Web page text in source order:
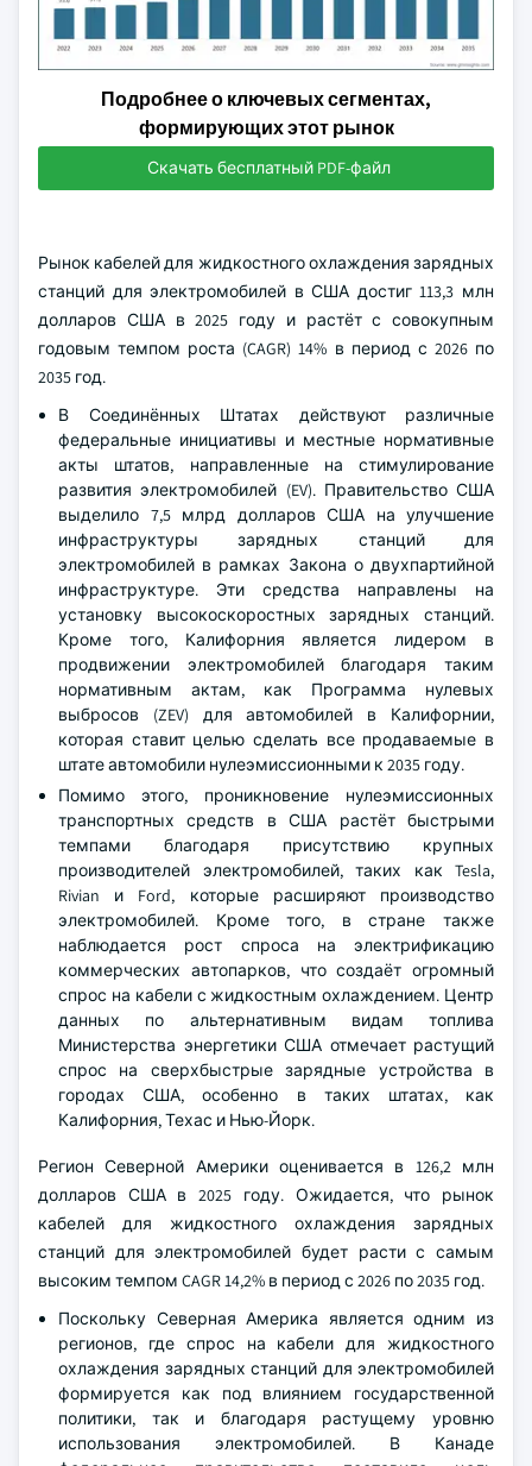
Подробнее о ключевых сегментах,
формирующих этот рынок
Скачать бесплатный PDF-файл
Рынок кабелей для жидкостного охлаждения зарядных
станций для электромобилей в США достиг 113,3 млн
долларов США в 2025 году и растёт с совокупным
годовым темпом роста (CAGR) 14% в период с 2026 по
2035 год.
В Соединённых Штатах действуют различные
федеральные инициативы и местные нормативные
акты штатов, направленные на стимулирование
развития электромобилей (EV). Правительство США
выделило 7,5 млрд долларов США на улучшение
инфраструктуры зарядных станций для
электромобилей в рамках Закона о двухпартийной
инфраструктуре. Эти средства направлены на
установку высокоскоростных зарядных станций.
Кроме того, Калифорния является лидером в
продвижении электромобилей благодаря таким
нормативным актам, как Программа нулевых
выбросов (ZEV) для автомобилей в Калифорнии,
которая ставит целью сделать все продаваемые в
штате автомобили нулеэмиссионными к 2035 году.
Помимо этого, проникновение нулеэмиссионных
транспортных средств в США растёт быстрыми
темпами благодаря присутствию крупных
производителей электромобилей, таких как Tesla,
Rivian и Ford, которые расширяют производство
электромобилей. Кроме того, в стране также
наблюдается рост спроса на электрификацию
коммерческих автопарков, что создаёт огромный
спрос на кабели с жидкостным охлаждением. Центр
данных по альтернативным видам топлива
Министерства энергетики США отмечает растущий
спрос на сверхбыстрые зарядные устройства в
городах США, особенно в таких штатах, как
Калифорния, Техас и Нью-Йорк.
Регион Северной Америки оценивается в 126,2 млн
долларов США в 2025 году. Ожидается, что рынок
кабелей для жидкостного охлаждения зарядных
станций для электромобилей будет расти с самым
высоким темпом CAGR 14,2% в период с 2026 по 2035 год.
Поскольку Северная Америка является одним из
регионов, где спрос на кабели для жидкостного
охлаждения зарядных станций для электромобилей
формируется как под влиянием государственной
политики, так и благодаря растущему уровню
использования электромобилей. В Канаде